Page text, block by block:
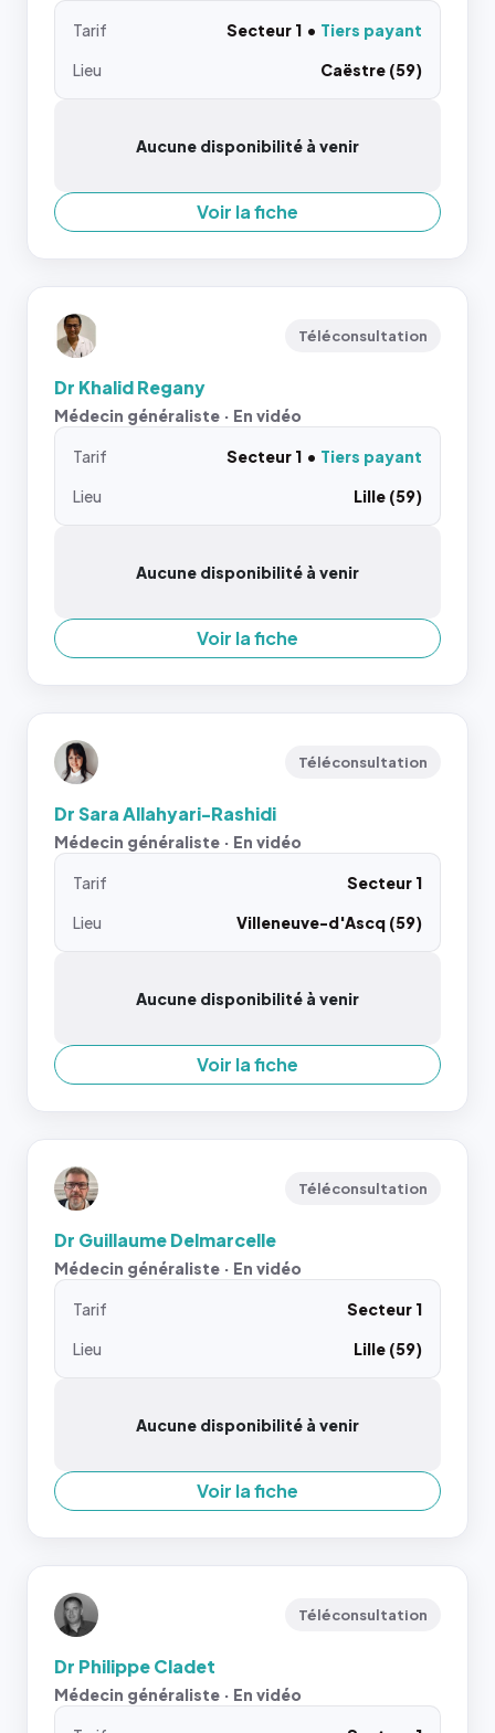
Tarif Secteur 1
Tiers payant
Lieu
Caëstre (59)
Aucune disponibilité à venir
Voir la fiche
Téléconsultation
Dr Khalid Regany
Médecin généraliste · En vidéo
Tarif Secteur 1
Tiers payant
Lieu
Lille (59)
Aucune disponibilité à venir
Voir la fiche
Téléconsultation
Dr Sara Allahyari-Rashidi
Médecin généraliste · En vidéo
Tarif
Secteur 1
Lieu
Villeneuve-d'Ascq (59)
Aucune disponibilité à venir
Voir la fiche
Téléconsultation
Dr Guillaume Delmarcelle
Médecin généraliste · En vidéo
Tarif
Secteur 1
Lieu
Lille (59)
Aucune disponibilité à venir
Voir la fiche
Téléconsultation
Dr Philippe Cladet
Médecin généraliste · En vidéo